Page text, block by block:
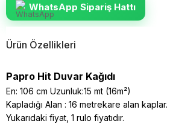
WhatsApp Sipariş Hattı
Ürün Özellikleri
Papro Hit Duvar Kağıdı
En: 106 cm Uzunluk:15 mt (16m²)
Kapladığı Alan : 16 metrekare alan kaplar.
Yukarıdaki fiyat, 1 rulo fiyatıdır.